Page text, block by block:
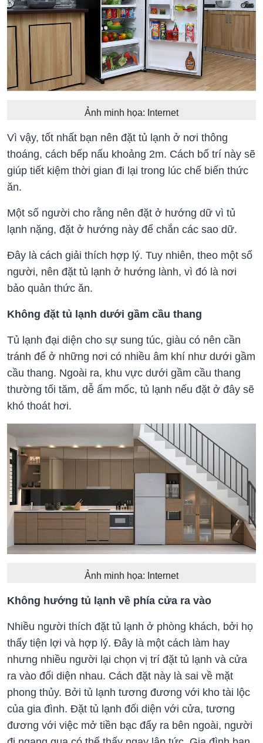
Ảnh minh họa: Internet
Vì vậy, tốt nhất bạn nên đặt tủ lạnh ở nơi thông
thoáng, cách bếp nấu khoảng 2m. Cách bố trí này sẽ
giúp tiết kiệm thời gian đi lại trong lúc chế biến thức
ăn.
Một số người cho rằng nên đặt ở hướng dữ vì tủ
lạnh nặng, đặt ở hướng này để chắn các sao dữ.
Đây là cách giải thích hợp lý. Tuy nhiên, theo một số
người, nên đặt tủ lạnh ở hướng lành, vì đó là nơi
bảo quản thức ăn.
Không đặt tủ lạnh dưới gầm cầu thang
Tủ lạnh đại diện cho sự sung túc, giàu có nên cần
tránh để ở những nơi có nhiều âm khí như dưới gầm
cầu thang. Ngoài ra, khu vực dưới gầm cầu thang
thường tối tăm, dễ ẩm mốc, tủ lạnh nếu đặt ở đây sẽ
khó thoát hơi.
Ảnh minh họa: Internet
Không hướng tủ lạnh về phía cửa ra vào
Nhiều người thích đặt tủ lạnh ở phòng khách, bởi họ
thấy tiện lợi và hợp lý. Đây là một cách làm hay
nhưng nhiều người lại chọn vị trí đặt tủ lạnh và cửa
ra vào đối diện nhau. Cách đặt này là sai về mặt
phong thủy. Bởi tủ lạnh tương đương với kho tài lộc
của gia đình. Đặt tủ lạnh đối diện với cửa, tương
đương với việc mở tiền bạc đẩy ra bên ngoài, người